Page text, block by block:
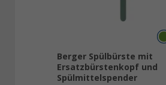
Berger Spülbürste mit
Ersatzbürstenkopf und
Spülmittelspender